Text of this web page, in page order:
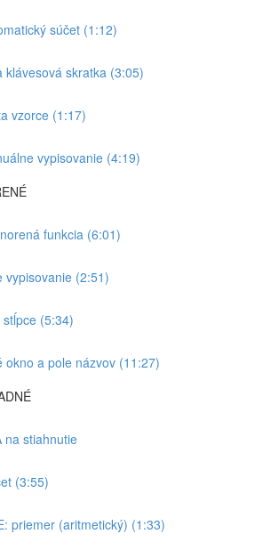
súčet (1:12)
klávesová skratka (3:05)
vzorce (1:17)
vypisovanie (4:19)
funkcia (6:01)
vypisovanie (2:51)
(5:34)
okno a pole názvov (11:27)
na stiahnutie
(3:55)
priemer (aritmetický) (1:33)